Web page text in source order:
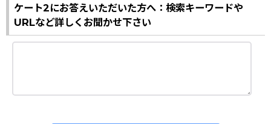
ケート2にお答えいただいた方へ：検索キーワードや
URLなど詳しくお聞かせ下さい